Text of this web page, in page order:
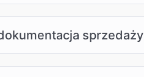
sprzedaży